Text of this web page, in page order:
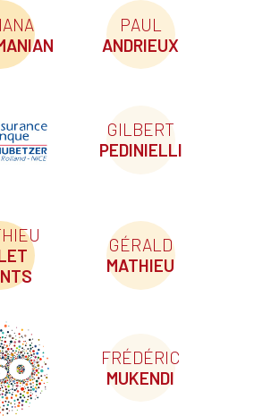
PAUL
ANDRIEUX
GILBERT
PEDINIELLI
GÉRALD
MATHIEU
FRÉDÉRIC
MUKENDI